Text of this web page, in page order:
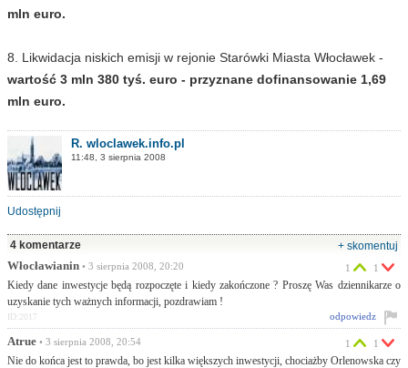
mln euro.
8. Likwidacja niskich emisji w rejonie Starówki Miasta Włocławek -
wartość 3 mln 380 tyś. euro - przyznane dofinansowanie 1,69
mln euro.
R. wloclawek.info.pl
11:48, 3 sierpnia 2008
Udostępnij
4 komentarze
+ skomentuj
Włocławianin • 3 sierpnia 2008, 20:20
Kiedy dane inwestycje będą rozpoczęte i kiedy zakończone ? Proszę Was dziennikarze o
uzyskanie tych ważnych informacji, pozdrawiam !
1 1
odpowiedz
ID:2017
Atrue • 3 sierpnia 2008, 20:54
Nie do końca jest to prawda, bo jest kilka większych inwestycji, chociażby Orlenowska czy
1 1